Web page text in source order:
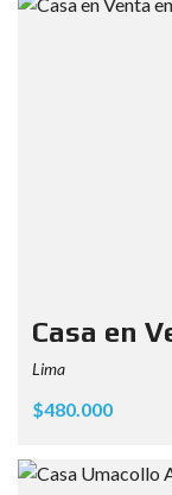
Casa en
Lima
$480.000